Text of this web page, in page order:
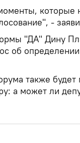
которые
-
"ДА" Дину
об
также
а может ли